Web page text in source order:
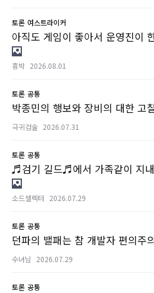
토론 여스트라이커
아직도 게임이 좋아서 운영진이
흉박 2026.08.01
토론 공통
박종민의 행보와 장비의 대한 고
극귀검술 2026.07.31
토론 공통
♬검기 길드♬에서 가족같이 지
소드셀렉터 2026.07.29
토론 공통
던파의 밸패는 참 개발자 편의주
수녀님 2026.07.29
토론 공통